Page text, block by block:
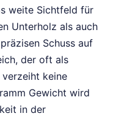
weite Sichtfeld für
Unterholz als auch
Schuss auf
der oft als
keine
Gewicht wird
in der